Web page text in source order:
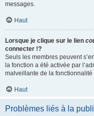
messages.
Haut
Lorsque je clique sur le lien
connecter !?
Seuls les membres peuvent
la fonction a été activée par
malveillante de la fonctionnalité
Haut
Problèmes liés à la